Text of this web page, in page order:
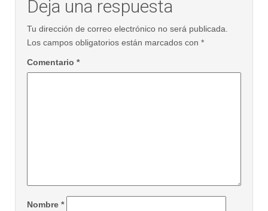
Deja una respuesta
Tu dirección de correo electrónico no será publicada.
Los campos obligatorios están marcados con *
Comentario *
Nombre *